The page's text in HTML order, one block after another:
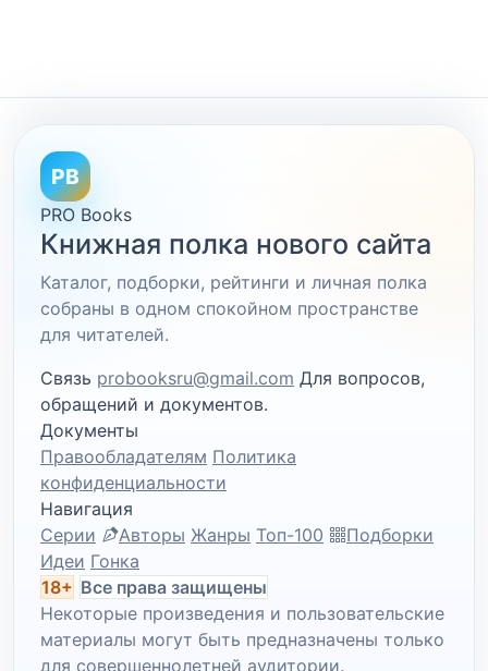
PB
PRO Books
Книжная полка нового сайта
Каталог, подборки, рейтинги и личная полка
собраны в одном спокойном пространстве
для читателей.
Связь probooksru@gmail.com Для вопросов,
обращений и документов.
Документы
Правообладателям Политика
конфиденциальности
Навигация
Серии
Авторы Жанры Топ-100
Подборки
Идеи Гонка
18+ Все права защищены
Некоторые произведения и пользовательские
материалы могут быть предназначены только
для совершеннолетней аудитории.